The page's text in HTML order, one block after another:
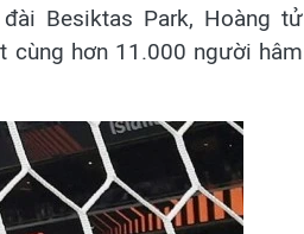
Besiktas Park, Hoàng tử
cùng hơn 11.000 người hâm